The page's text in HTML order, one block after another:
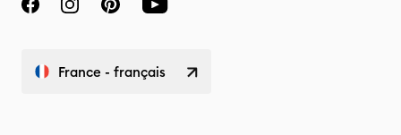
France - français